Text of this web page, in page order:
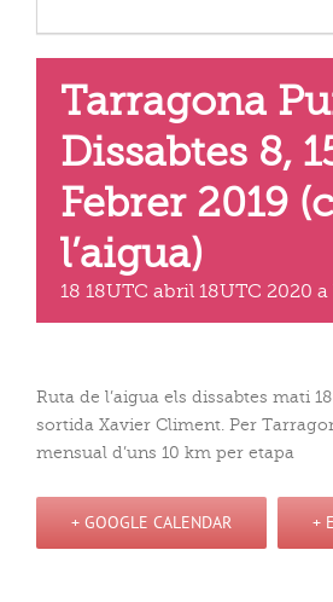
Tarragona
Dissabtes 8,
Febrer 2019
l’aigua)
18 18UTC abril 18UTC 2020
Ruta de l’aigua els dissabtes mati
sortida Xavier Climent. Per
mensual d’uns 10 km per etapa
+ GOOGLE CALENDAR +